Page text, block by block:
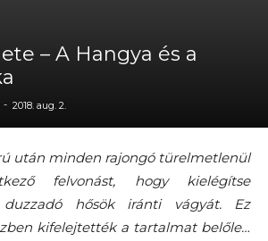
– A Hangya és a
- 2018. aug. 2.
után minden rajongó türelmetlenül
felvonást, hogy kielégítse
duzzadó hősök iránti vágyát. Ez
kifelejtették a tartalmat belőle…